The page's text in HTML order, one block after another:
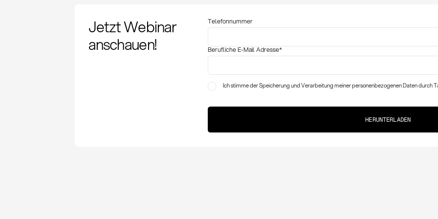
Jetzt Webinar
anschauen!
Telefonnummer
Berufliche E-Mail Adresse*
Ich stimme der Speicherung und Verarbeitung meiner personenbezogenen Daten durch